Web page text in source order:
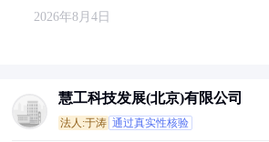
2026年8月4日
慧工科技发展(北京)有限公司
法人:于涛 通过真实性核验